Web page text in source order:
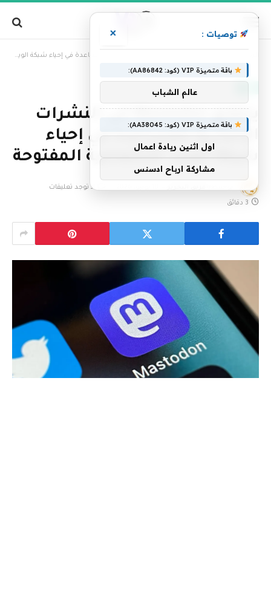
يتطلع Mastodon إلى النشرات
الإخبارية للمساعدة في إحياء
شبكة الويب الاجتماعية المفتوحة
لا توجد تعليقات
3 دقائق
توصيات : ×
باقة متميزة VIP (كود: AA86842):
عالم الشباب
باقة متميزة VIP (كود: AA38045):
اول اثنين ريادة اعمال
مشاركة ارباح ادسنس